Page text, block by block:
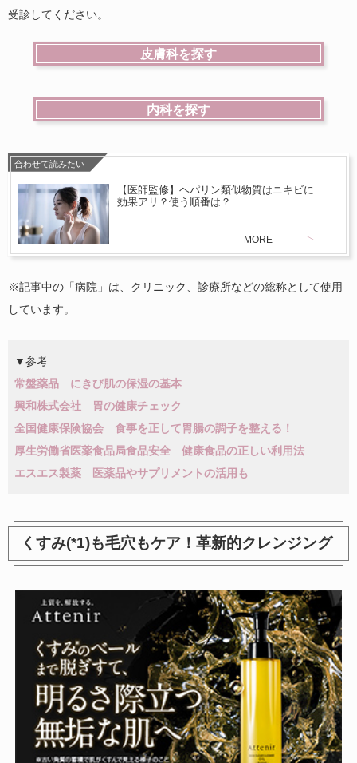
受診してください。
皮膚科を探す
内科を探す
合わせて読みたい
【医師監修】ヘパリン類似物質はニキビに
効果アリ？使う順番は？
MORE
※記事中の「病院」は、クリニック、診療所などの総称として使用
しています。
▼参考
常盤薬品 にきび肌の保湿の基本
興和株式会社 胃の健康チェック
全国健康保険協会 食事を正して胃腸の調子を整える！
厚生労働省医薬食品局食品安全 健康食品の正しい利用法
エスエス製薬 医薬品やサプリメントの活用も
くすみ(*1)も毛穴もケア！革新的クレンジング